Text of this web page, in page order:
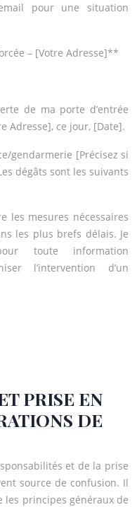
pour une situation
– [Votre Adresse]**
de ma porte d’entrée
Adresse], ce jour, [Date].
gendarmerie [Précisez si
dégâts sont les suivants
les mesures nécessaires
les plus brefs délais. Je
toute information
l’intervention d’un
PRISE EN
DE
et de la prise
source de confusion. Il
les principes généraux de